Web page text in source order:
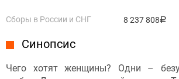
Сборы в России и СНГ 8 237 808руб.
Синопсис
Чего хотят женщины? Одни –